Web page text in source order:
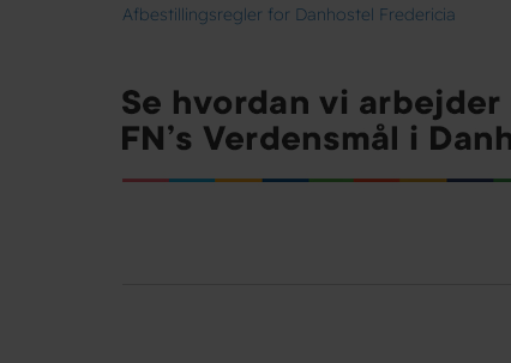
Afbestillingsregler for Danhostel Fredericia